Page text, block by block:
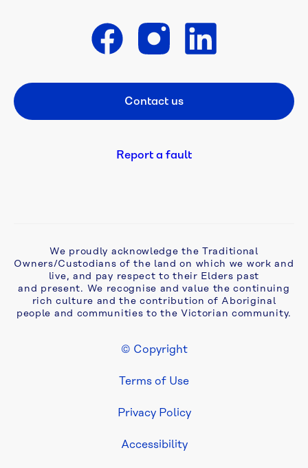
Zomi
(Tedim)
Mandarin
Get in touch
Footer CTA Contact us
Report a fault
We proudly acknowledge the Traditional
Owners/Custodians of the land on which we work and
live, and pay respect to their Elders past
and present. We recognise and value the continuing
rich culture and the contribution of Aboriginal
people and communities to the Victorian community.
© Copyright
Terms of Use
Privacy Policy
Accessibility